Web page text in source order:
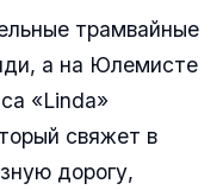
трамвайные
а на Юлемисте
«Linda»
свяжет в
дорогу,